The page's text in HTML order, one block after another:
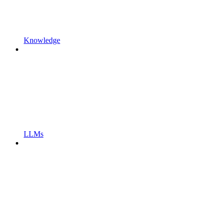
Knowledge
LLMs